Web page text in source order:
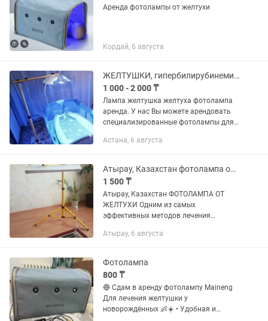
Аренда фотолампы от желтухи
Кордай, 6 августа
ЖЕЛТУШКИ, гипербилирубинемии у новорожденных.
1 000 - 2 000 ₸
Лампа желтушка желтуха фотолампа
аренда. У нас Вы можете арендовать
специализированные фотолампы для
устройства обеспечивают
помогая...
Астана, 6 августа
Атырау, Казахстан фотолампа от желтухи
1 500 ₸
Атырау, Казахстан ФОТОЛАМПА ОТ
ЖЕЛТУХИ Одним из самых
эффективных методов лечения
принцип прост: ультрафиолетовые
организм...
Атырау, 6 августа
Фотолампа
800 ₸
🔵 Сдам в аренду фотолампу Maineng
Для лечения желтушки у
новорождённых 👶☀️ • Удобная и